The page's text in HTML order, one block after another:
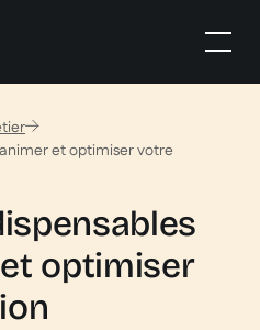
et optimiser votre
optimiser